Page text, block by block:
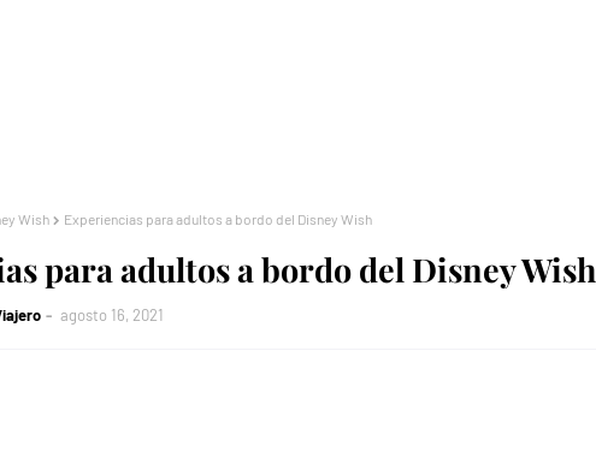
Wish Experiencias para adultos a bordo del Disney Wish
para adultos a bordo del Disney Wish
agosto 16, 2021